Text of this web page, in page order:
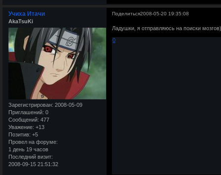
Поделиться2008-05-20 19:35:08
Учиха Итачи
AkaTsuKi
Зарегистрирован: 2008-05-09
Приглашений: 0
Сообщений: 477
Уважение: +13
Позитив: +5
Провел на форуме:
1 день 19 часов
Последний визит:
2008-09-15 21:51:32
Ладушки, я отправляюсь на поиски
0